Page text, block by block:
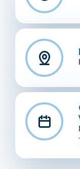
+43/5476/